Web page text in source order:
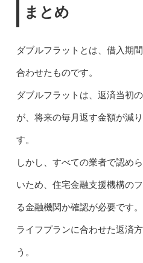
まとめ
ダブルフラットとは、借入期
合わせたものです。
ダブルフラットは、返済当初
が、将来の毎月返す金額が減
す。
しかし、すべての業者で認め
いため、住宅金融支援機構の
る金融機関か確認が必要です。
ライフプランに合わせた返済
う。